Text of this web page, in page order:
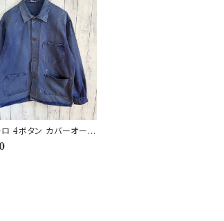
4ボタン カバーオール
ケット 月桂樹ボタン ヴ